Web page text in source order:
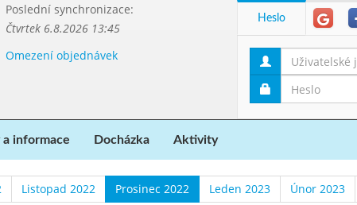
Poslední synchronizace:
Čtvrtek 6.8.2026 13:45
Omezení objednávek
Heslo
a informace Docházka Aktivity
Listopad 2022 Prosinec 2022 Leden 2023 Únor 2023